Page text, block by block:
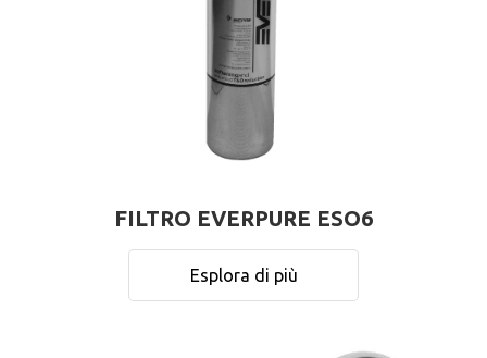
FILTRO EVERPURE ESO6
Esplora di più